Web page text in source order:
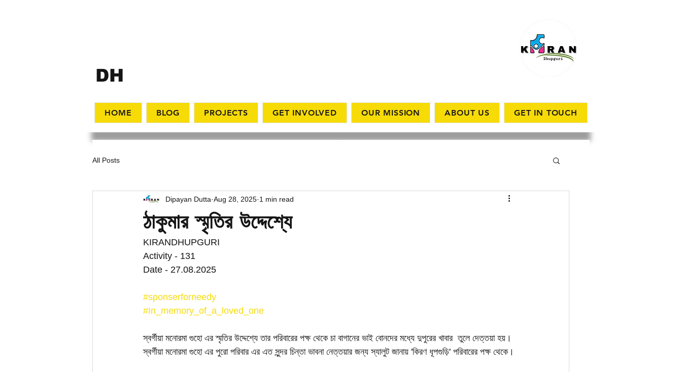
DH
HOME BLOG PROJECTS GET INVOLVED OUR MISSION ABOUT US GET IN TOUCH
All Posts
ঠাকুমার স্মৃতির উদ্দেশ্যে
Dipayan Dutta Aug 28, 2025 1 min read
KIRANDHUPGURI
Activity - 131
Date - 27.08.2025
#sponserforneedy
#In_memory_of_a_loved_one
স্বর্গীয়া মনোরমা গুহো এর স্মৃতির উদ্দেশ্যে তার পরিবারের পক্ষ থেকে চা বাগানের ভাই বোনদের মধ্যে দুপুরের খাবার  তুলে দেত্তয়া হয়।
স্বর্গীয়া মনোরমা গুহো এর পুরো পরিবার এর এত সুন্দর চিন্তা ভাবনা নেত্তয়ার জন্য স্যালুট জানায় 'কিরণ ধূপগুড়ি' পরিবারের পক্ষ থেকে।